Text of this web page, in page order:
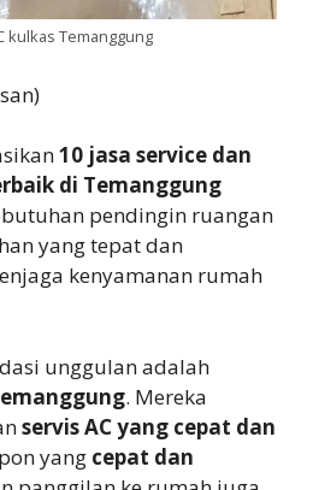
kulkas Temanggung
10 jasa service dan
di Temanggung
pendingin ruangan
yang tepat dan
kenyamanan rumah
unggulan adalah
. Mereka
servis AC yang cepat dan
yang cepat dan